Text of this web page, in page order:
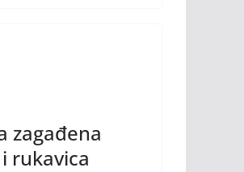
zagađena
rukavica